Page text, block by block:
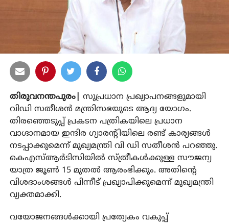
തിരുവനന്തപുരം|
സുപ്രധാന പ്രഖ്യാപനങ്ങളുമായി
വിഡി സതീശന്‍ മന്ത്രിസഭയുടെ ആദ്യ യോഗം.
തിരഞ്ഞെടുപ്പ് പ്രകടന പത്രികയിലെ പ്രധാന
വാഗ്ദാനമായ ഇന്ദിര ഗ്യാരന്റിയിലെ രണ്ട് കാര്യങ്ങള്‍
നടപ്പാക്കുമെന്ന് മുഖ്യമന്ത്രി വി ഡി സതീശന്‍ പറഞ്ഞു.
കെഎസ്ആര്‍ടിസിയില്‍ സ്ത്രീകള്‍ക്കുള്ള സൗജന്യ
യാത്ര ജൂണ്‍ 15 മുതല്‍ ആരംഭിക്കും. അതിന്റെ
വിശദാംശങ്ങള്‍ പിന്നീട് പ്രഖ്യാപിക്കുമെന്ന് മുഖ്യമന്ത്രി
വ്യക്തമാക്കി.
വയോജനങ്ങള്‍ക്കായി പ്രത്യേകം വകുപ്പ്